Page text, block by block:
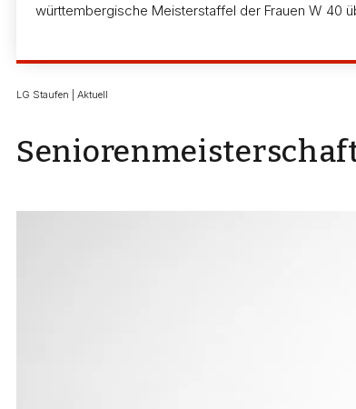
württembergische Meisterstaffel der Frauen W 40
LG Staufen | Aktuell
Mit 58,15 Sekunden unterboten die